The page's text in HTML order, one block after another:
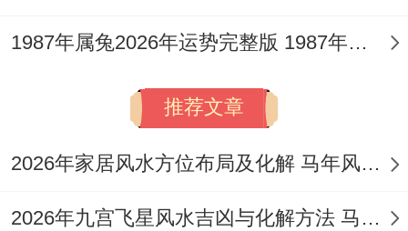
1987年属兔2026年运势完整版 1987年属兔2026年的运势和婚姻
推荐文章
2026年家居风水方位布局及化解 马年风水运势九宫图大利什么方向
2026年九宫飞星风水吉凶与化解方法 马年风水房屋吉凶方位图解